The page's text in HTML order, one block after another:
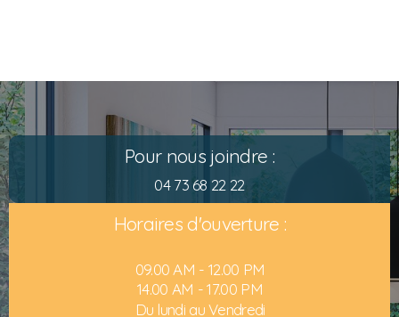
Pour nous joindre :
04 73 68 22 22
Horaires d'ouverture :
09.00 AM - 12.00 PM
14.00 AM - 17.00 PM
Du lundi au Vendredi